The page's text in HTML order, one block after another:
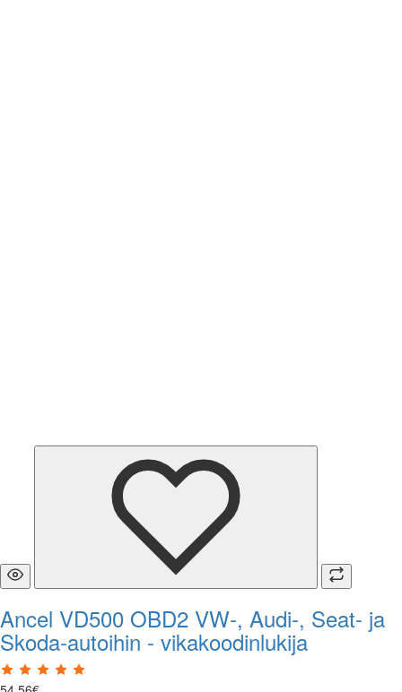
Ancel VD500 OBD2 VW-, Audi-, Seat- ja
Skoda-autoihin - vikakoodinlukija